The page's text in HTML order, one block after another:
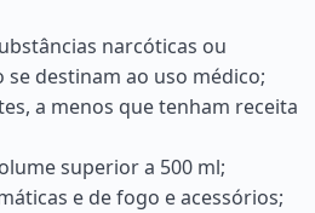
narcóticas ou
destinam ao uso médico;
a menos que tenham receita
superior a 500 ml;
e de fogo e acessórios;